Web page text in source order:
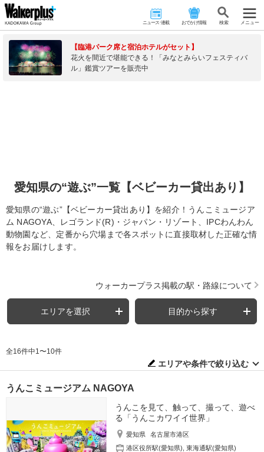
ニュース･連載 おでかけ情報 検 索 メニュー
【臨港パーク席と宿泊ホテルがセット】
花火を間近で堪能できる！「みなとみらいフェスティバ
ル」鑑賞ツアーを販売中
愛知県の“遊ぶ”一覧【ベビーカー貸出あり】
愛知県の“遊ぶ”【ベビーカー貸出あり】を紹介！うんこミュージア
ム NAGOYA、レゴランド(R)・ジャパン・リゾート、IPCわんわん
動物園など、定番から穴場まで各スポットに直接取材した正確な情
報をお届けします。
ウォーカープラス掲載の駅・路線について
エリアを選択 目的から探す
全16件中1〜10件
エリアや条件で絞り込む
うんこミュージアム NAGOYA
うんこを見て、触って、撮って、遊べ
る「うんこカワイイ世界」
愛知県
名古屋市港区
港区役所駅(愛知県) ,東海通駅(愛知県)